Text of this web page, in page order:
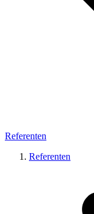
Referenten
Referenten